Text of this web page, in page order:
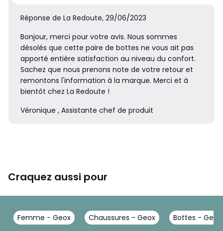
Réponse de La Redoute, 29/06/2023
Bonjour, merci pour votre avis. Nous sommes
désolés que cette paire de bottes ne vous ait pas
apporté entière satisfaction au niveau du confort.
Sachez que nous prenons note de votre retour et
remontons l'information à la marque. Merci et à
bientôt chez La Redoute !
Véronique , Assistante chef de produit
Craquez aussi pour
Femme - Geox Chaussures - Geox Bottes - Geox